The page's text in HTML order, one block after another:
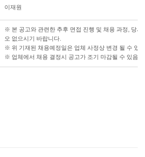
이재원
※ 본 공고와 관련한 추후 면접 진행 및 채용 과정, 당
오 없으시기 바랍니다.
※ 위 기재된 채용예정일은 업체 사정상 변경 될 수 있
※ 업체에서 채용 결정시 공고가 조기 마감될 수 있음